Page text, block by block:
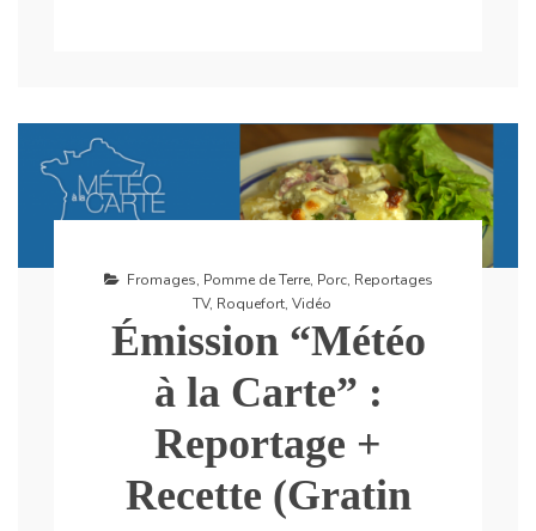
Fromages, Pomme de Terre, Porc, Reportages
TV, Roquefort, Vidéo
Émission “Météo
à la Carte” :
Reportage +
Recette (Gratin